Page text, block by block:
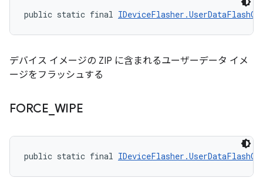
public static final
デバイス イメージの ZIP に含まれるユーザーデータ イメ
ージをフラッシュする
FORCE WIPE
public static final